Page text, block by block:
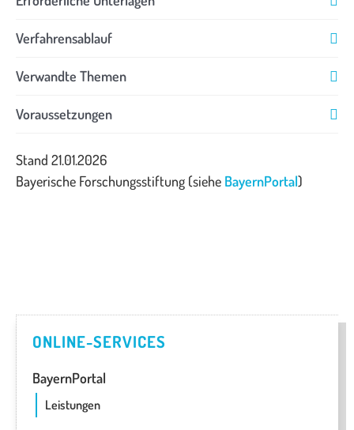
Verfahrensablauf
Verwandte Themen
Voraussetzungen
Stand 21.01.2026
Bayerische Forschungsstiftung (siehe BayernPortal)
ONLINE-SERVICES
BayernPortal
Leistungen